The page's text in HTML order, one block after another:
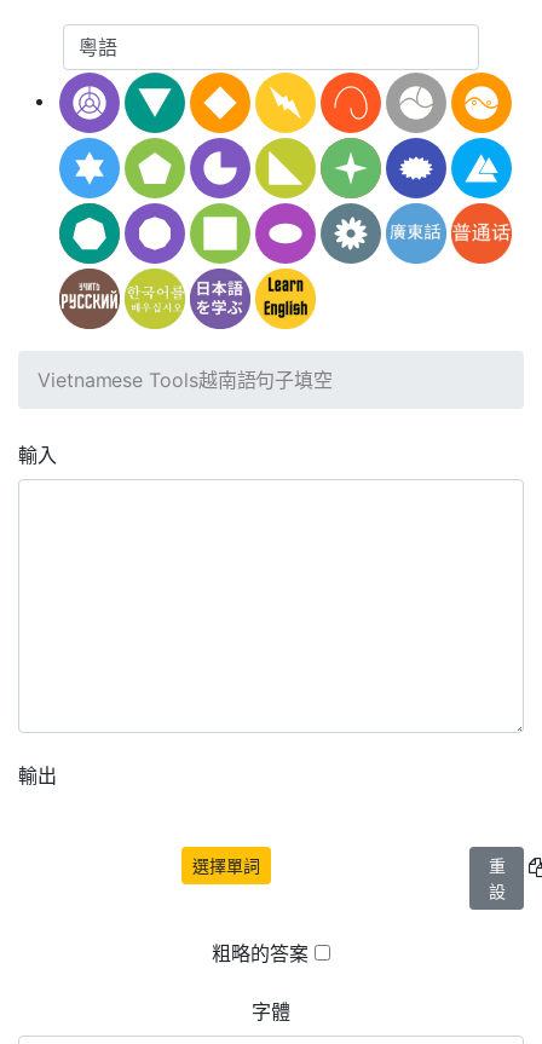
Vietnamese Tools越南語句子填空
輸入
輸出
選擇單詞
重
設
粗略的答案
字體